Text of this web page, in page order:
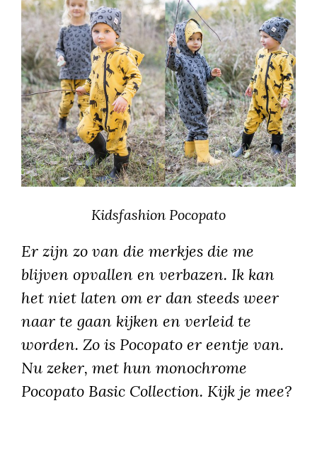
Kidsfashion Pocopato
Er zijn zo van die merkjes die me
blijven opvallen en verbazen. Ik kan
het niet laten om er dan steeds weer
naar te gaan kijken en verleid te
worden. Zo is Pocopato er eentje van.
Nu zeker, met hun monochrome
Pocopato Basic Collection. Kijk je mee?